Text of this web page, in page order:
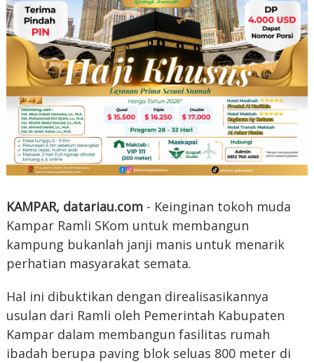
KAMPAR, datariau.com- Keinginan tokoh muda
Kampar Ramli SKom untuk membangun
kampung bukanlah janji manis untuk menarik
perhatian masyarakat semata.
Hal ini dibuktikan dengan direalisasikannya
usulan dari Ramli oleh Pemerintah Kabupaten
Kampar dalam membangun fasilitas rumah
ibadah berupa paving blok seluas 800 meter di